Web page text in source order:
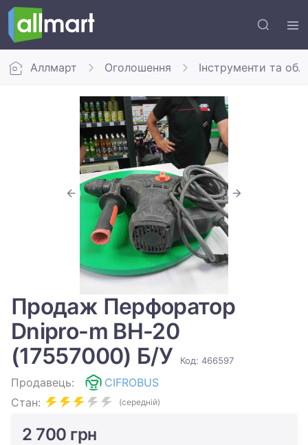
Аллмарт Оголошення Інструменти та
Продаж Перфоратор
Dnipro-m BH-20
(17557000) Б/У
Код: 466597
Продавець:
CIFROBUS
Стан:
(середній)
2 700 грн